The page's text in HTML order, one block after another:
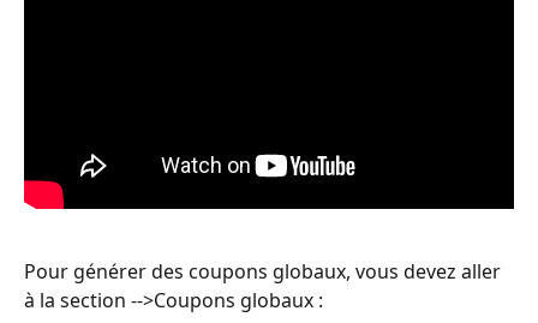
Pour générer des coupons globaux, vous devez aller
à la section -->Coupons globaux :